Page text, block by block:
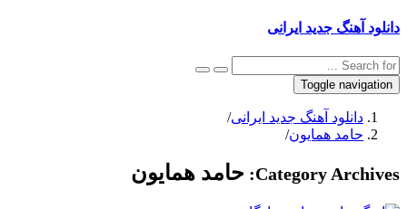
دانلود آهنگ جدید ایرانی
Toggle navigation
دانلود آهنگ جدید ایرانی/
حامد همایون/
Category Archives: حامد همایون